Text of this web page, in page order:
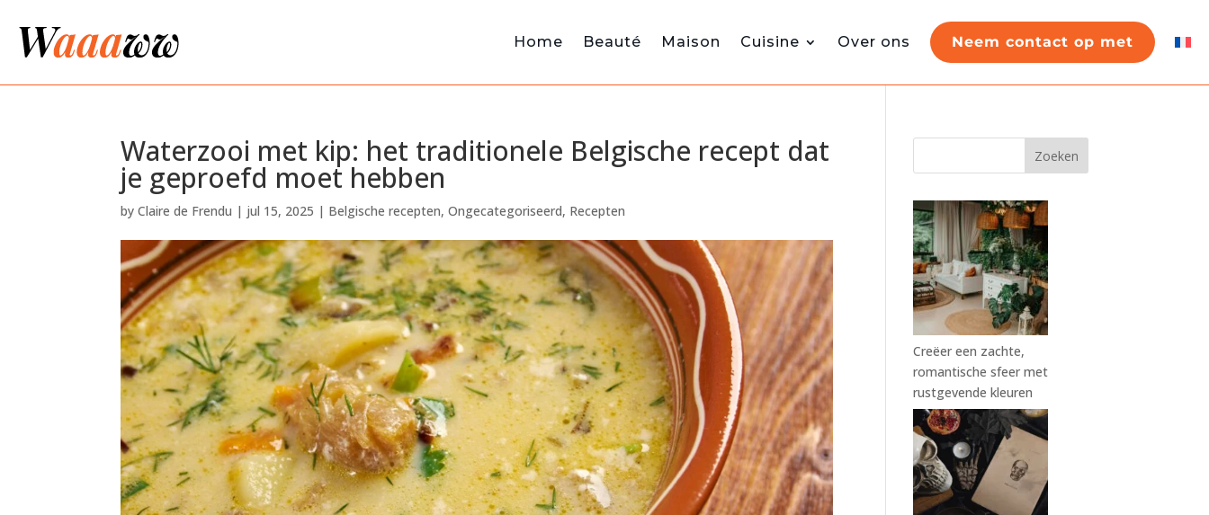
Home Beauté Maison Cuisine Over ons Neem contact op met
Waterzooi met kip: het traditionele Belgische recept dat
je geproefd moet hebben
byClaire de Frendu | jul 15, 2025 | Belgische recepten,Ongecategoriseerd, Recepten
Zoeken
Creëer een zachte,
romantische sfeer met
rustgevende kleuren